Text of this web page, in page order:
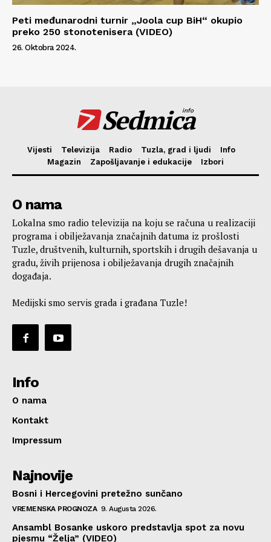
Peti međunarodni turnir „Joola cup BiH“ okupio
preko 250 stonotenisera (VIDEO)
26. Oktobra 2024.
Sedmica
info
Vijesti Televizija Radio Tuzla, grad i ljudi
Info
Magazin
Zapošljavanje i edukacije Izbori
O nama
Lokalna smo radio televizija na koju se računa u realizaciji
programa i obilježavanja značajnih datuma iz prošlosti
Tuzle, društvenih, kulturnih, sportskih i drugih dešavanja u
gradu, živih prijenosa i obilježavanja drugih značajnih
događaja.
Medijski smo servis grada i građana Tuzle!
Info
O nama
Kontakt
Impressum
Najnovije
Bosni i Hercegovini pretežno sunčano
VREMENSKA PROGNOZA 9. Augusta 2026.
Ansambl Bosanke uskoro predstavlja spot za novu
pjesmu “Želja” (VIDEO)